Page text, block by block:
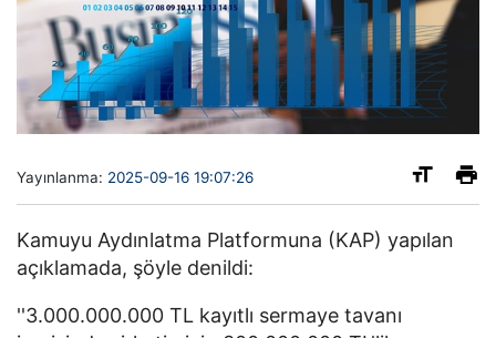
Yayınlanma: 2025-09-16 19:07:26
Kamuyu Aydınlatma Platformuna (KAP) yapılan
açıklamada, şöyle denildi:
''3.000.000.000 TL kayıtlı sermaye tavanı